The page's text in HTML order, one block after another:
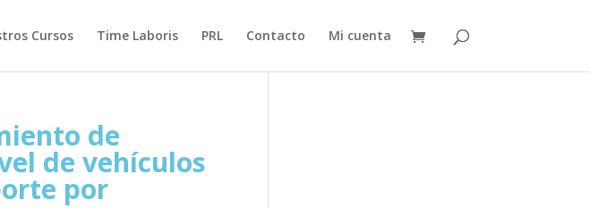
Cursos Time Laboris PRL Contacto Mi cuenta
de
de vehículos
por